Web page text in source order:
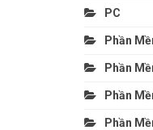
PC
Phần
Phần
Phần
Phần